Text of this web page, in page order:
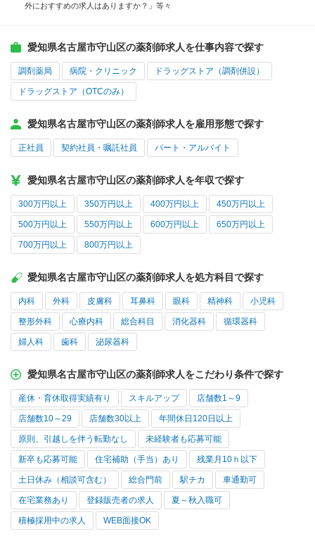
外におすすめの求人はありますか？」等々
愛知県名古屋市守山区の薬剤師求人を仕事内容で探す
調剤薬局 病院・クリニック ドラッグストア（調剤併設）
ドラッグストア（OTCのみ）
愛知県名古屋市守山区の薬剤師求人を雇用形態で探す
正社員 契約社員・嘱託社員 パート・アルバイト
愛知県名古屋市守山区の薬剤師求人を年収で探す
300万円以上 350万円以上 400万円以上 450万円以上
500万円以上 550万円以上 600万円以上 650万円以上
700万円以上 800万円以上
愛知県名古屋市守山区の薬剤師求人を処方科目で探す
内科 外科 皮膚科 耳鼻科 眼科 精神科 小児科
整形外科 心療内科 総合科目 消化器科 循環器科
婦人科 歯科 泌尿器科
愛知県名古屋市守山区の薬剤師求人をこだわり条件で探す
産休・育休取得実績有り スキルアップ 店舗数1～9
店舗数10～29 店舗数30以上 年間休日120日以上
原則、引越しを伴う転勤なし 未経験者も応募可能
新卒も応募可能 住宅補助（手当）あり 残業月10ｈ以下
土日休み（相談可含む） 総合門前 駅チカ 車通勤可
在宅業務あり 登録販売者の求人 夏～秋入職可
積極採用中の求人 WEB面接OK